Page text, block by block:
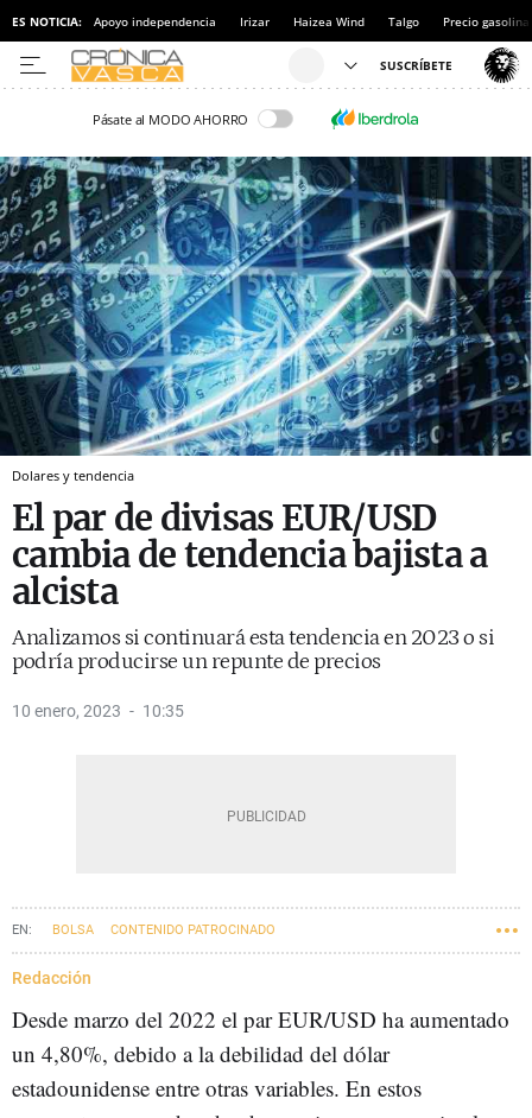
ES NOTICIA: Apoyo independencia Irizar Haizea Wind Talgo Precio gasolina
Pásate al MODO AHORRO
Dolares y tendencia
El par de divisas EUR/USD
cambia de tendencia bajista a
alcista
Analizamos si continuará esta tendencia en 2023 o si
podría producirse un repunte de precios
10 enero, 2023 10:35
BOLSA CONTENIDO PATROCINADO
Redacción
Desde marzo del 2022 el par EUR/USD ha aumentado
un 4,80%, debido a la debilidad del dólar
estadounidense entre otras variables. En estos